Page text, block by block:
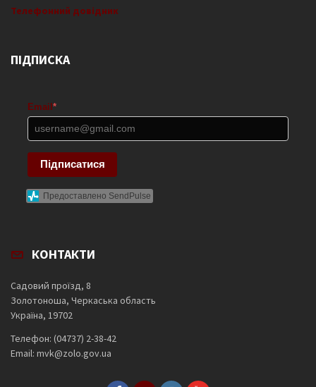
Телефонний довідник
ПІДПИСКА
Email *
Підписатися
Предоставлено SendPulse
КОНТАКТИ
Садовий проїзд, 8
Золотоноша, Черкаська область
Україна, 19702
Телефон: (04737) 2-38-42
Email: mvk@zolo.gov.ua